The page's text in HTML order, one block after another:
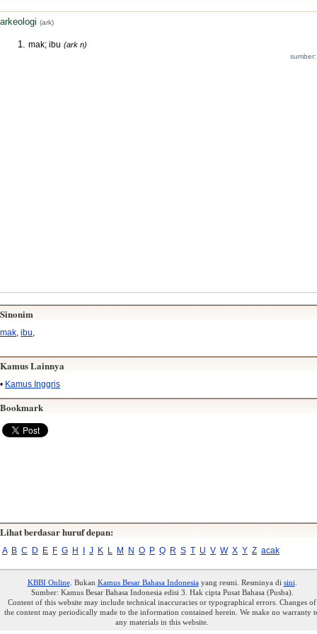
arkeologi (ark)
mak; ibu (ark n)
Sinonim
mak ibu
Kamus Lainnya
• Kamus Inggris
Bookmark
Lihat berdasar huruf depan:
A B C D E F G H J K L M N O P Q R S T U V W X Y Z acak
KBBI Online. Bukan Kamus Besar Bahasa Indonesiayang resmi. Resminya di sini
Sumber: Kamus Besar Bahasa Indonesia edisi 3. Hak cipta Pusat Bahasa (Pusba).
Content of this website may include technical inaccuracies or typographical errors. Changes of
the content may periodically made to the information contained herein. We make no warranty
any materials in this website.